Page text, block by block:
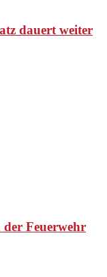
dauert weiter
Feuerwehr